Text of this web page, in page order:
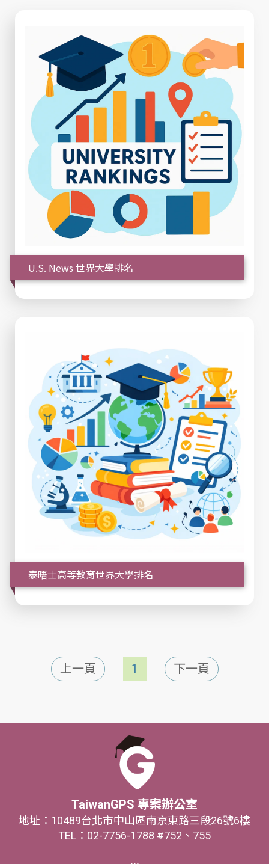
U.S. News 世界大學排名
泰晤士高等教育世界大學排名
上一頁 1 下一頁
TaiwanGPS 專案辦公室
地址：10489台北市中山區南京東路三段26號6樓
TEL：02-7756-1788 #752、755